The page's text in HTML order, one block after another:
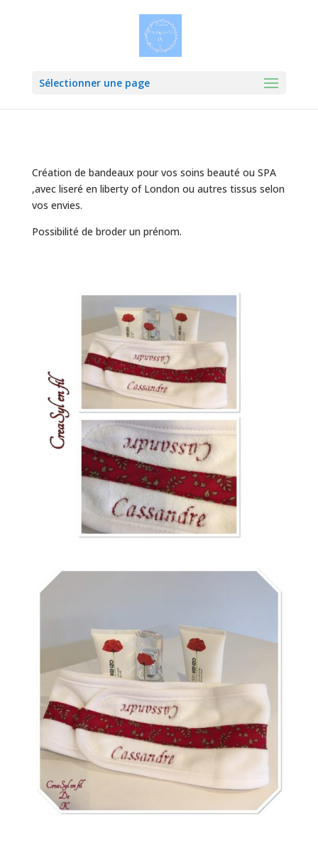
Sélectionner une page
Création de bandeaux pour vos soins beauté ou SPA
,avec liseré en liberty of London ou autres tissus selon
vos envies.
Possibilité de broder un prénom.